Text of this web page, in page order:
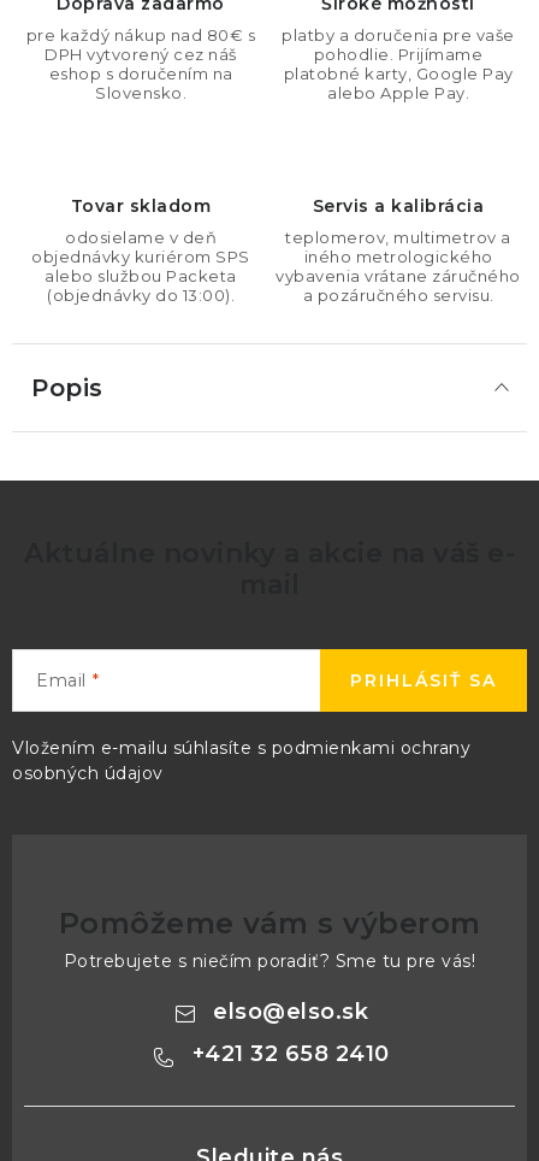
pre každý nákup nad 80€ s
DPH vytvorený cez náš
eshop s doručením na
Slovensko.
platby a doručenia pre vaše
pohodlie. Prijímame
platobné karty, Google Pay
alebo Apple Pay.
Tovar skladom
odosielame v deň
objednávky kuriérom SPS
alebo službou Packeta
(objednávky do 13:00).
Servis a kalibrácia
teplomerov, multimetrov a
iného metrologického
vybavenia vrátane záručného
a pozáručného servisu.
Popis
Email
Vložením e-mailu súhlasíte s podmienkami ochrany
osobných údajov
PRIHLÁSIŤ SA
Pomôžeme vám s výberom
Potrebujete s niečím poradiť? Sme tu pre vás!
elso@elso.sk
+421 32 658 2410